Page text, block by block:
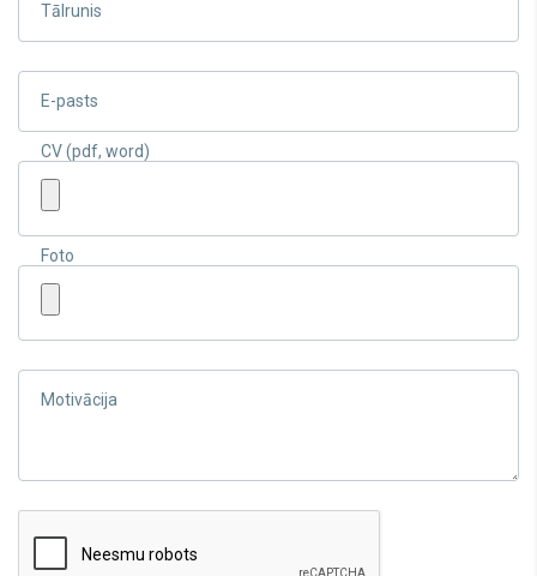
Tālrunis
E-pasts
CV (pdf, word)
Foto
Motivācija